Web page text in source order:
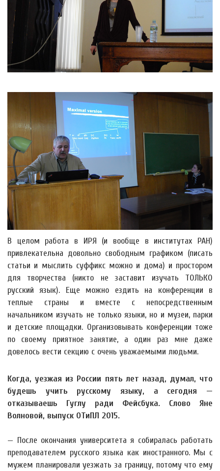
В целом работа в ИРЯ (и вообще в институтах РАН)
привлекательна довольно свободным графиком (писать
статьи и мыслить суффикс можно и дома) и простором
для творчества (никто не заставит изучать ТОЛЬКО
русский язык). Еще можно ездить на конференции в
теплые страны и вместе с непосредственным
начальником изучать не только языки, но и музеи, парки
и детские площадки. Организовывать конференции тоже
по своему приятное занятие, а один раз мне даже
довелось вести секцию с очень уважаемыми людьми.
Когда, уезжая из России пять лет назад, думал, что
будешь учить русскому языку, а сегодня —
отказываешь Гуглу ради Фейсбука. Слово Яне
Волновой, выпуск ОТиПЛ 2015.
— После окончания университета я собиралась работать
преподавателем русского языка как иностранного. Мы с
мужем планировали уезжать за границу, потому что ему